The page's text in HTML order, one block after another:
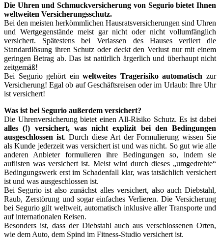
Die Uhren und Schmuckversicherung von Segurio bietet Ihnen
weltweiten Versicherungsschutz.
Bei den meisten herkömmlichen Hausratsversicherungen sind Uhren
und Wertgegenstände meist gar nicht oder nicht vollumfänglich
versichert. Spätestens bei Verlassen des Hauses verliert die
Standardlösung ihren Schutz oder deckt den Verlust nur mit einem
geringen Betrag ab. Das ist natürlich ärgerlich und überhaupt nicht
zeitgemäß!
Bei Segurio gehört einweltweites Tragerisiko automatisch zur
Versicherung! Egal ob auf Geschäftsreisen oder im Urlaub: Ihre Uhr
ist versichert!
Was ist bei Segurio außerdem versichert?
Die Uhrenversicherung bietet einen All-Risiko Schutz. Es ist dabei
alles (!) versichert, was nicht explizit bei den Bedingungen
ausgeschlossen ist. Durch diese Art der Formulierung wissen Sie
als Kunde jederzeit was versichert ist und was nicht. So gut wie alle
anderen Anbieter formulieren ihre Bedingungen so, indem sie
auflisten was versichert ist. Meist wird durch dieses „umgedrehte“
Bedingungswerk erst im Schadenfall klar, was tatsächlich versichert
ist und was ausgeschlossen ist.
Bei Segurio ist also zunächst alles versichert, also auch Diebstahl,
Raub, Zerstörung und sogar einfaches Verlieren. Die Versicherung
bei Segurio gilt weltweit, automatisch inklusive aller Transporte und
auf internationalen Reisen.
Besonders ist, dass der Diebstahl auch aus verschlossenen Orten,
wie dem Auto, dem Spind im Fitness-Studio versichert ist.